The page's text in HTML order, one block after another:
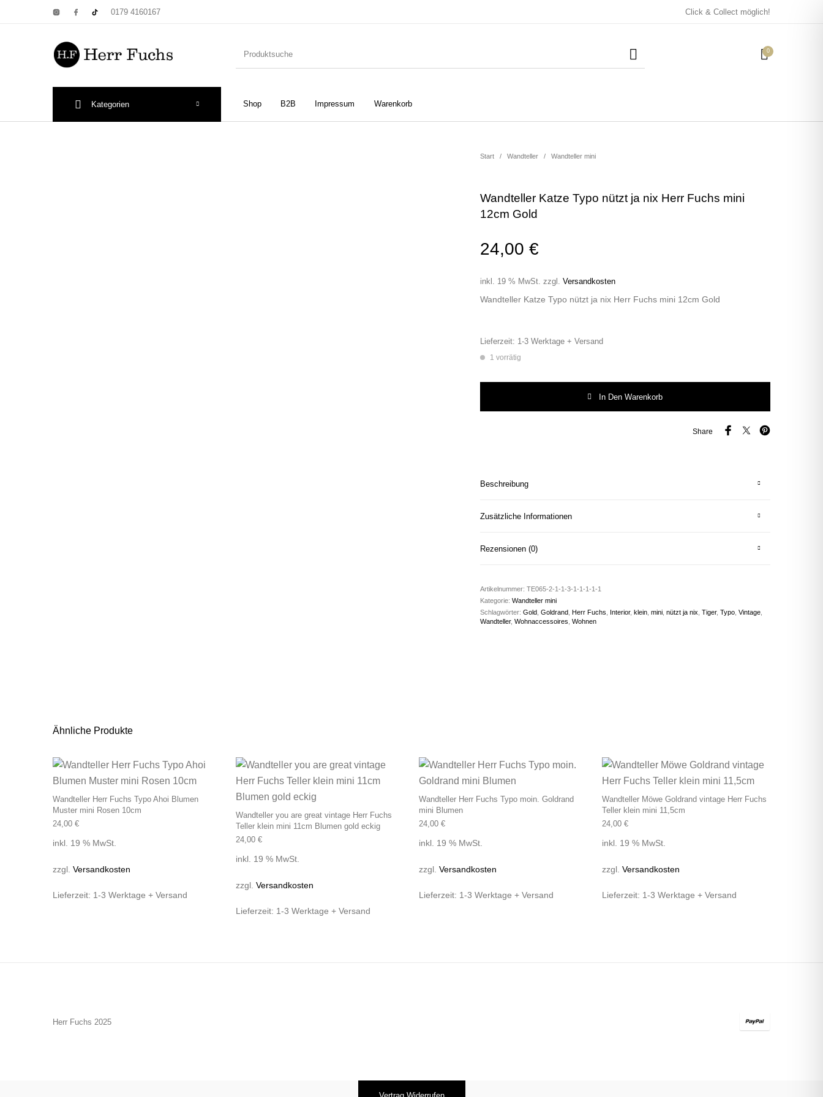
0179 4160167 Click & Collect möglich!
0
Shop B2B Impressum Warenkorb
Kategorien
Taschen/Turnbeutel
Start / Wandteller / Wandteller mini
Wandteller Katze Typo nützt ja nix Herr Fuchs mini
12cm Gold
24,00 €
inkl. 19 % MwSt. zzgl. Versandkosten
Wandteller Katze Typo nützt ja nix Herr Fuchs mini 12cm Gold
Lieferzeit: 1-3 Werktage + Versand
1 vorrätig
In Den Warenkorb
Share
Beschreibung
Zusätzliche Informationen
Rezensionen (0)
Artikelnummer: TE065-2-1-1-3-1-1-1-1-1
Kategorie: Wandteller mini
Schlagwörter: Gold, Goldrand, Herr Fuchs Interior, klein, mini, nützt ja nix Tiger, Typo, Vintage,
Wandteller, Wohnaccessoires Wohnen
Ähnliche Produkte
Wandteller Herr Fuchs Typo Ahoi Blumen
Muster mini Rosen 10cm
24,00 €
inkl. 19 % MwSt.
zzgl. Versandkosten
Lieferzeit: 1-3 Werktage + Versand
Wandteller you are great vintage Herr Fuchs
Teller klein mini 11cm Blumen gold eckig
24,00 €
inkl. 19 % MwSt.
zzgl. Versandkosten
Lieferzeit: 1-3 Werktage + Versand
Wandteller Herr Fuchs Typo moin. Goldrand
mini Blumen
24,00 €
inkl. 19 % MwSt.
zzgl. Versandkosten
Lieferzeit: 1-3 Werktage + Versand
Wandteller Möwe Goldrand vintage Herr Fuchs
Teller klein mini 11,5cm
24,00 €
inkl. 19 % MwSt.
zzgl. Versandkosten
Lieferzeit: 1-3 Werktage + Versand
Herr Fuchs 2025